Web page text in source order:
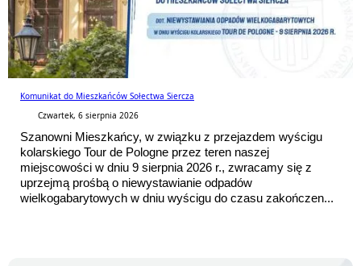
Komunikat do Mieszkańców Sołectwa Siercza
Czwartek, 6 sierpnia 2026
Szanowni Mieszkańcy, w związku z przejazdem wyścigu
kolarskiego Tour de Pologne przez teren naszej
miejscowości w dniu 9 sierpnia 2026 r., zwracamy się z
uprzejmą prośbą o niewystawianie odpadów
wielkogabarytowych w dniu wyścigu do czasu zakończen...